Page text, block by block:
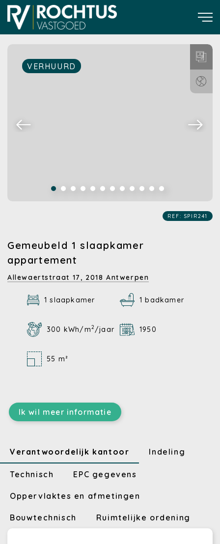
VERHUURD
REF: SPIR241
Gemeubeld 1 slaapkamer
appartement
Allewaertstraat 17, 2018 Antwerpen
1 slaapkamer 1 badkamer
300 kWh/m2 /jaar 1950
55 m²
Ik wil meer informatie
Verantwoordelijk kantoor Indeling
Technisch EPC gegevens
Oppervlaktes en afmetingen
Bouwtechnisch Ruimtelijke ordening